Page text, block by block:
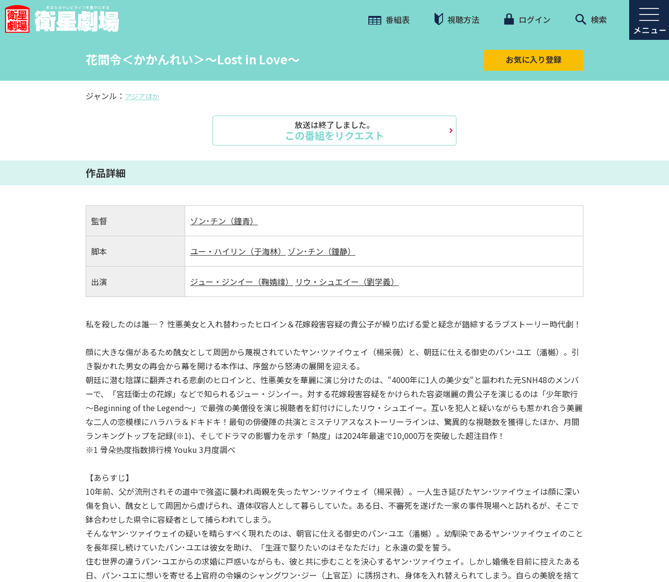
番組表 視聴方法 ログイン 検索
花間令＜かかんれい＞～Lost in Love～ お気に入り登録
ジャンル： アジアほか
放送は終了しました。
この番組をリクエスト
作品詳細
監督 ゾン･チン（鐘青）
脚本 ユー・ハイリン（于海林） ゾン･チン（鐘静）
出演 ジュー・ジンイー（鞠婧禕） リウ・シュエイー（劉学義）
私を殺したのは誰─？ 性悪美女と入れ替わったヒロイン＆花嫁殺害容疑の貴公子が繰り広げる愛と疑念が錯綜するラブストーリー時代劇！
顔に大きな傷があるため醜女として周囲から蔑視されていたヤン･ツァイウェイ（楊采薇）と、朝廷に仕える御史のパン･ユエ（潘樾）。引
き裂かれた男女の再会から幕を開ける本作は、序盤から怒涛の展開を迎える。
朝廷に潜む陰謀に翻弄される悲劇のヒロインと、性悪美女を華麗に演じ分けたのは、“4000年に1人の美少女“と謳われた元SNH48のメンバ
ーで、「宮廷衛士の花嫁」などで知られるジュー・ジンイー。対する花嫁殺害容疑をかけられた容姿端麗の貴公子を演じるのは「少年歌行
～Beginning of the Legend～」で最強の美僧役を演じ視聴者を釘付けにしたリウ・シュエイー。互いを犯人と疑いながらも惹かれ合う美麗
な二人の恋模様にハラハラ＆ドキドキ！最旬の俳優陣の共演とミステリアスなストーリーラインは、驚異的な視聴数を獲得したほか、月間
ランキングトップを記録(※1)、そしてドラマの影響力を示す「熱度」は2024年最速で10,000万を突破した超注目作！
※1 骨朵热度指数排行榜 Youku 3月度調べ
【あらすじ】
10年前、父が流刑されその道中で強盗に襲われ両親を失ったヤン･ツァイウェイ（楊采薇）。一人生き延びたヤン･ツァイウェイは顔に深い
傷を負い、醜女として周囲から虐げられ、遺体収容人として暮らしていた。ある日、不審死を遂げた一家の事件現場へと訪れるが、そこで
鉢合わせした県令に容疑者として捕らわれてしまう。
そんなヤン･ツァイウェイの疑いを晴らすべく現れたのは、朝官に仕える御史のパン･ユエ（潘樾）。幼馴染であるヤン･ツァイウェイのこと
を長年探し続けていたパン･ユエは彼女を助け、「生涯で娶りたいのはそなただけ」と永遠の愛を誓う。
住む世界の違うパン･ユエからの求婚に戸惑いながらも、彼と共に歩むことを決心するヤン･ツァイウェイ。しかし婚儀を目前に控えたある
日、パン･ユエに想いを寄せる上官府の令嬢のシャングワン･ジー（上官芷）に誘拐され、身体を入れ替えられてしまう。自らの美貌を捨て